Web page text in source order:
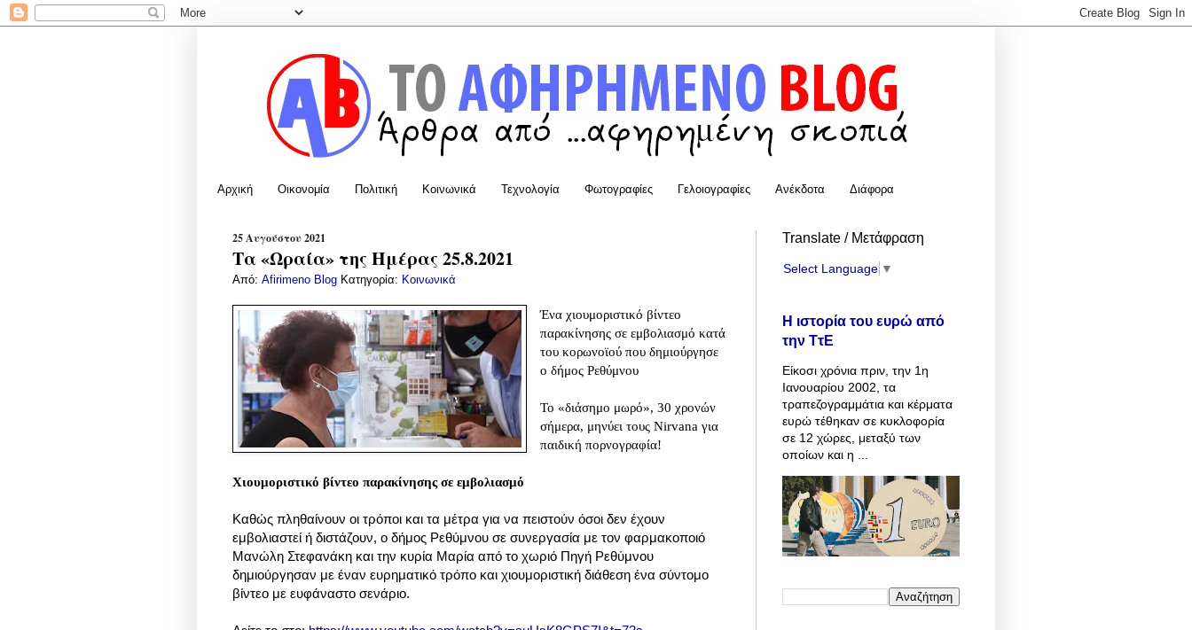
Αρχική Οικονομία Πολιτική Κοινωνικά Τεχνολογία Φωτογραφίες Γελοιογραφίες Ανέκδοτα Διάφορα
25 Αυγούστου 2021
Τα «Ωραία» της Ημέρας 25.8.2021
Από: Afirimeno Blog Κατηγορία: Κοινωνικά
Ένα χιουμοριστικό βίντεο
παρακίνησης σε εμβολιασμό κατά
του κορωνοϊού που δημιούργησε
ο δήμος Ρεθύμνου
Το «διάσημο μωρό», 30 χρονών
σήμερα, μηνύει τους Nirvana για
παιδική πορνογραφία!
Χιουμοριστικό βίντεο παρακίνησης σε εμβολιασμό
Καθώς πληθαίνουν οι τρόποι και τα μέτρα για να πειστούν όσοι δεν έχουν
εμβολιαστεί ή διστάζουν, ο δήμος Ρεθύμνου σε συνεργασία με τον φαρμακοποιό
Μανώλη Στεφανάκη και την κυρία Μαρία από το χωριό Πηγή Ρεθύμνου
δημιούργησαν με έναν ευρηματικό τρόπο και χιουμοριστική διάθεση ένα σύντομο
βίντεο με ευφάναστο σενάριο.
Translate / Μετάφραση
Select Language ▼
Η ιστορία του ευρώ από
την ΤτΕ
Είκοσι χρόνια πριν, την 1η
Ιανουαρίου 2002, τα
τραπεζογραμμάτια και κέρματα
ευρώ τέθηκαν σε κυκλοφορία
σε 12 χώρες, μεταξύ των
οποίων και η ...